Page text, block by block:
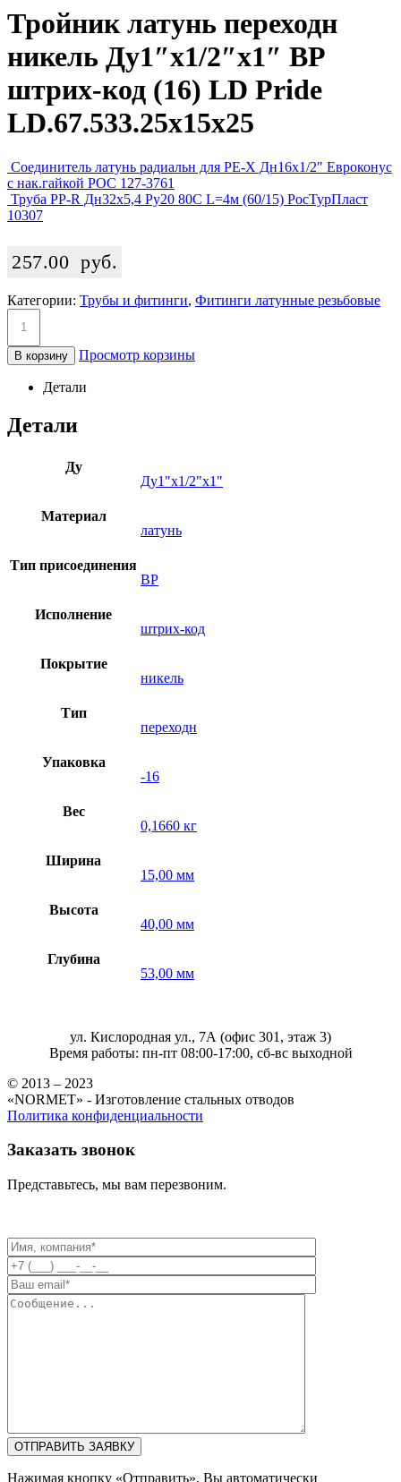
Тройник латунь переходн
никель Ду1″х1/2″х1″ ВР
штрих-код (16) LD Pride
LD.67.533.25x15x25
Соединитель латунь радиальн для PE-X Дн16х1/2″ Евроконус
с нак.гайкой РОС 127-3761
Труба PP-R Дн32х5,4 Ру20 80C L=4м (60/15) РосТурПласт
10307
257.00 руб.
Категории: Трубы и фитинги, Фитинги латунные резьбовые
В корзину Просмотр корзины
Детали
Детали
Ду
Ду1"х1/2"х1"
Материал
латунь
Тип присоединения
ВР
Исполнение
штрих-код
Покрытие
никель
Тип
переходн
Упаковка
-16
Вес
0,1660 кг
Ширина
15,00 мм
Высота
40,00 мм
Глубина
53,00 мм
ул. Кислородная ул., 7А (офис 301, этаж 3)
Время работы: пн-пт 08:00-17:00, сб-вс выходной
© 2013 – 2023
«NORMET» - Изготовление стальных отводов
Политика конфиденциальности
Заказать звонок
Представьтесь, мы вам перезвоним.
Нажимая кнопку «Отправить», Вы автоматически